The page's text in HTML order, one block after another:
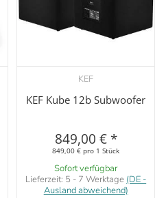
KEF
KEF Kube 12b Subwoofer
849,00 € *
849,00 € pro 1 Stück
Sofort verfügbar
Lieferzeit: 5 - 7 Werktage (DE -
Ausland abweichend)